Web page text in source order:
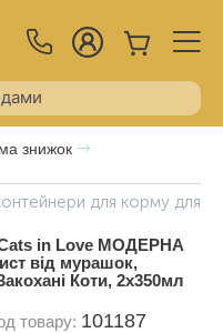
знижок
для корму для
Cats in Love МОДЕРНА
від мурашок,
Коти, 2х350мл
товару: 101187